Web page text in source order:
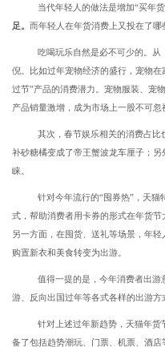
当代年轻人的做法是增加“买年
足。 而年轻人在年货消费上又投在了哪
吃喝玩乐自然是必不可少的。
倪。比如过年宠物经济的盛行，宠物
过节”产品的消费潜力。宠物服装、宠
产品销量激增，成为市场上一股不可忽
其次，春节娱乐相关的消费占
补砂糖橘变成了帝王蟹波龙车厘子；
睐。
针对今年流行的“囤券热”，天猫
式，帮助消费者用卡券的形式在年货节
另一方面，在囤货、送礼等场景，年
购置新衣和美食转变为出游。
值得一提的是，今年消费者出游
游、反向出国过年等各式各样的出游方
针对上述过年新趋势，天猫年
备了包括趋势潮玩、门票、机票、酒店